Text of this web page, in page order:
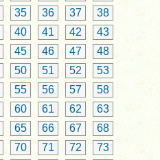
35 36 37
38
40 41 42
43
45 46 47
48
50 51 52
53
55 56 57
58
60 61 62
63
65 66 67
68
70 71 72
73